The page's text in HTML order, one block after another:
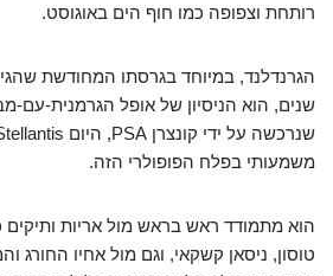
רותחת וצפופה כמו חוף הים באוגוסט.
הגרנדלנד, במיוחד בגרסתו המחודשת
שנים, הוא הניסיון של אופל הגרמנית-עם-
משמעותי בפלח הפופולרי הזה.
הוא מתמודד ראש בראש מול אריות ותיקים